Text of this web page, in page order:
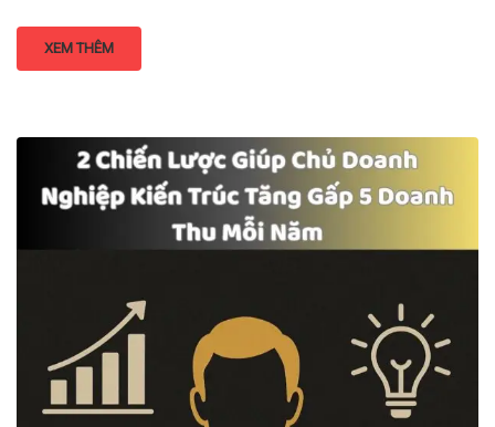
XEM THÊM